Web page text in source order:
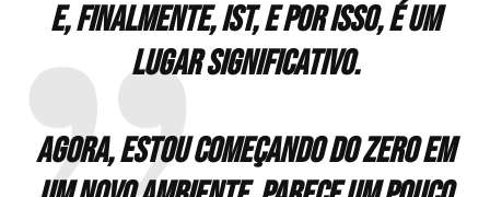
e, finalmente, IST, e por isso, é um
lugar significativo.
Agora, estou começando do zero em